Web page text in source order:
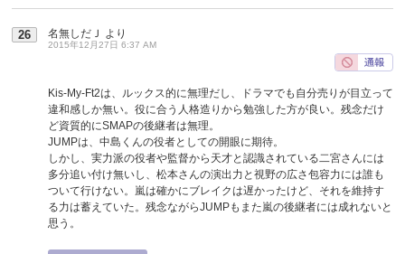
26 名無しだＪ より
2015年12月27日 6:37 AM
Kis-My-Ft2は、ルックス的に無理だし、ドラマでも自分売りが目立って
違和感しか無い。役に合う人格造りから勉強した方が良い。残念だけ
ど資質的にSMAPの後継者は無理。
JUMPは、中島くんの役者としての開眼に期待。
しかし、実力派の役者や監督から天才と認識されている二宮さんには
多分追い付け無いし、松本さんの演出力と視野の広さ包容力には誰も
ついて行けない。嵐は確かにブレイクは遅かったけど、それを維持す
る力は蓄えていた。残念ながらJUMPもまた嵐の後継者には成れないと
思う。